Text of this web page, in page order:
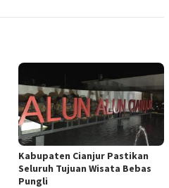
Kabupaten Cianjur Pastikan
Seluruh Tujuan Wisata Bebas
Pungli